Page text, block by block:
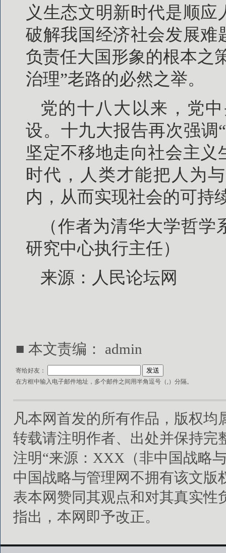
义生态文明新时代是顺
破解我国经济社会发展难
负责任大国形象的根本之
治理”老路的必然之举。
党的十八大以来，党
设。十九大报告再次强调
坚定不移地走向社会主
时代，人类才能把人为
内，从而实现社会的可持
（作者为清华大学哲
研究中心执行主任）
来源：人民论坛网
■ 本文责编： admin
寄给好友：
在方框中输入电子邮件地址，多个邮件之间用半角逗号（,）分隔。
凡本网首发的所有作品，版权
转载请注明作者、出处并保持完
注明“来源：XXX（非中国战略
中国战略与管理网不拥有该文
表本网赞同其观点和对其真实
指出，本网即予改正。